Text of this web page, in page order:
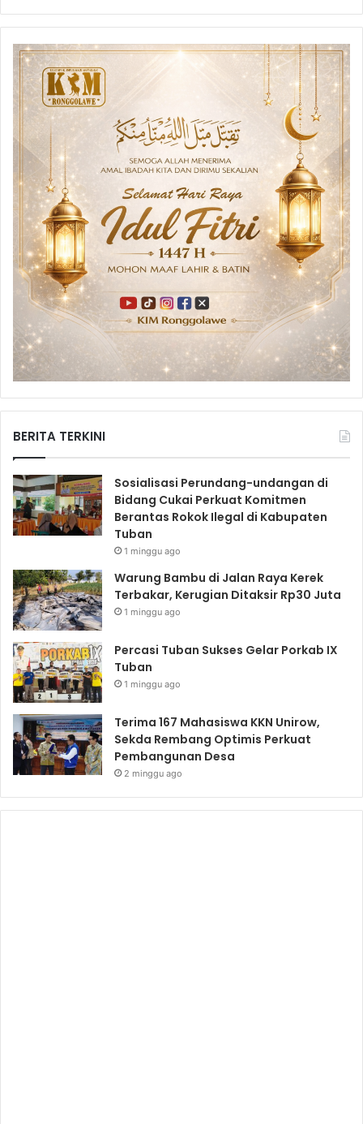
BERITA TERKINI
Sosialisasi Perundang-undangan di
Bidang Cukai Perkuat Komitmen
Berantas Rokok Ilegal di Kabupaten
Tuban
1 minggu ago
Warung Bambu di Jalan Raya Kerek
Terbakar, Kerugian Ditaksir Rp30 Juta
1 minggu ago
Percasi Tuban Sukses Gelar Porkab IX
Tuban
1 minggu ago
Terima 167 Mahasiswa KKN Unirow,
Sekda Rembang Optimis Perkuat
Pembangunan Desa
2 minggu ago